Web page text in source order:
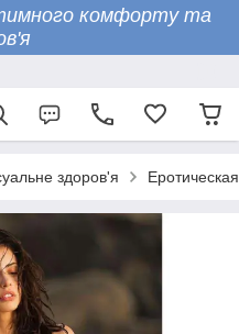
комфорту та
здоров'я